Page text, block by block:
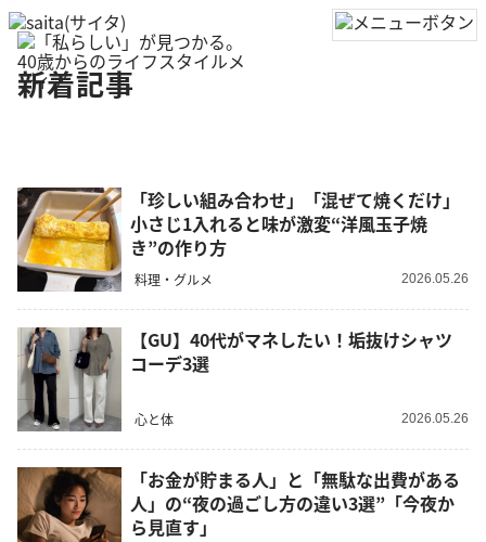
新着記事
「珍しい組み合わせ」「混ぜて焼くだけ」
小さじ1入れると味が激変“洋風玉子焼
き”の作り方
料理・グルメ 2026.05.26
【GU】40代がマネしたい！垢抜けシャツ
コーデ3選
心と体 2026.05.26
「お金が貯まる人」と「無駄な出費がある
人」の“夜の過ごし方の違い3選”「今夜か
ら見直す」